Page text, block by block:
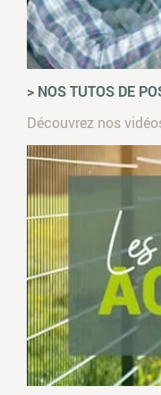
> NOS TUTOS DE
Découvrez nos